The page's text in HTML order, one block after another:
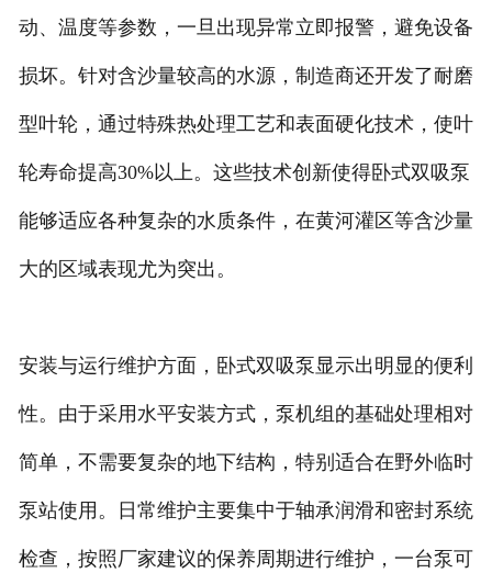
动、温度等参数，一旦出现异常立即报警，避免设备
损坏。针对含沙量较高的水源，制造商还开发了耐磨
型叶轮，通过特殊热处理工艺和表面硬化技术，使叶
轮寿命提高30%以上。这些技术创新使得卧式双吸泵
能够适应各种复杂的水质条件，在黄河灌区等含沙量
大的区域表现尤为突出。
安装与运行维护方面，卧式双吸泵显示出明显的便利
性。由于采用水平安装方式，泵机组的基础处理相对
简单，不需要复杂的地下结构，特别适合在野外临时
泵站使用。日常维护主要集中于轴承润滑和密封系统
检查，按照厂家建议的保养周期进行维护，一台泵可